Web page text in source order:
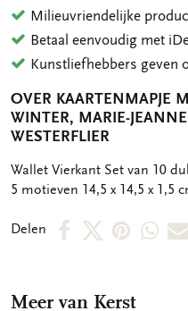
Milieuvriendelijke
Betaal eenvoudig met
Kunstliefhebbers geven
OVER KAARTENMAPJE
WINTER, MARIE-
WESTERFLIER
OMSCHRIJVING
Wallet Vierkant Set van 10
5 motieven 14,5 x 14,5 x 1,5
Delen
DeelDeelDeelDeel
Meer van Kerst